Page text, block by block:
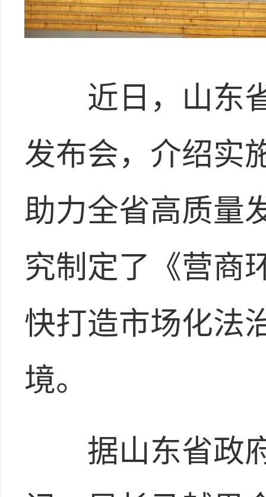
近日，山东省
发布会，介绍实
助力全省高质量
究制定了《营商
快打造市场化法
境。
据山东省政府